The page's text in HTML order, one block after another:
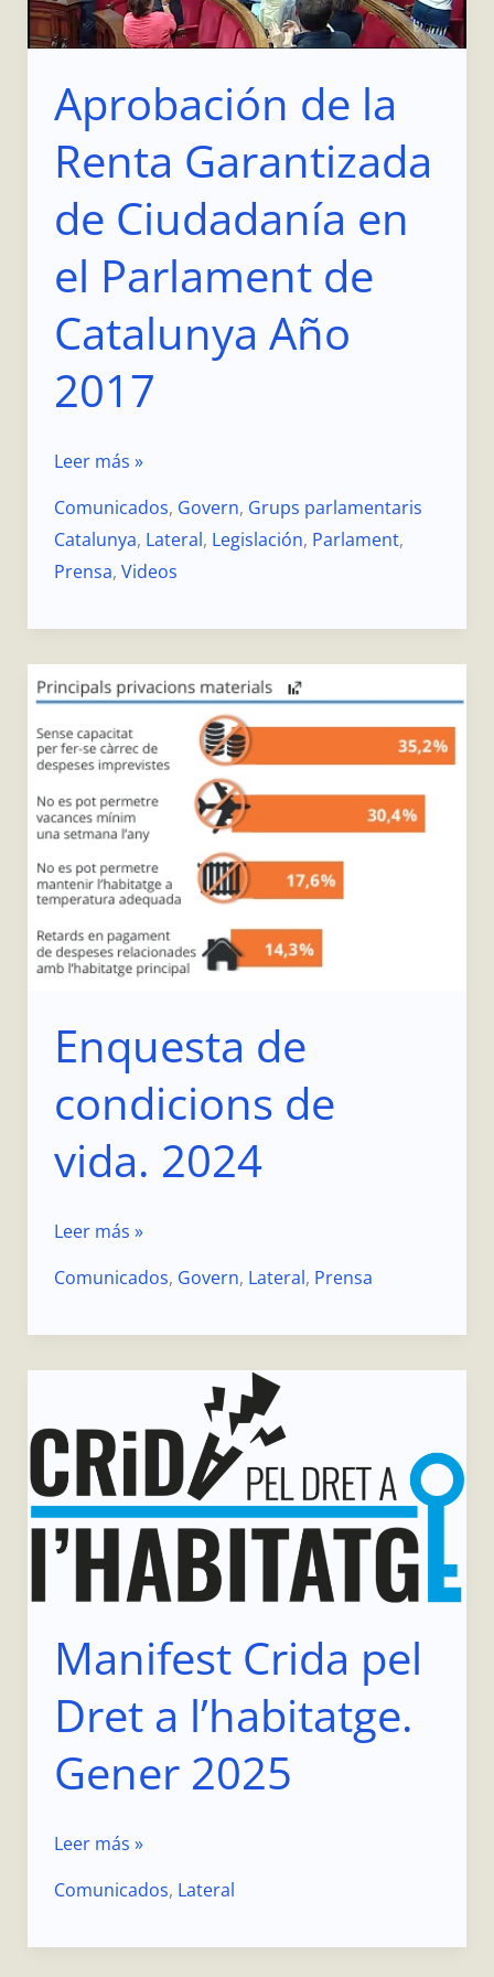
Aprobación de la
Renta Garantizada
de Ciudadanía en
el Parlament de
Catalunya Año
2017
Ciudadanía
en
Parlament
Catalunya
Año
2017
Leer más »
Comunicados, Govern, Grups parlamentaris
Catalunya, Lateral, Legislación, Parlament,
Prensa, Videos
Enquesta de
condicions de
vida. 2024
Enquesta
de
condicions
de
vida.
2024
Leer más »
Comunicados, Govern, Lateral, Prensa
Manifest Crida pel
Dret a l’habitatge.
Gener 2025
pel
Dret
a
l’habitatge.
Gener
2025
Leer más »
Comunicados, Lateral